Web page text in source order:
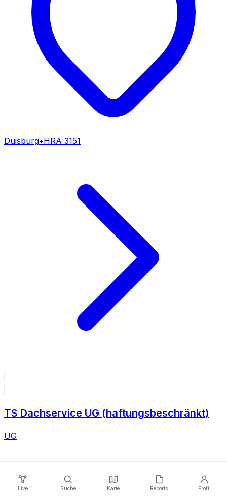
Duisburg•HRA 3151
TS Dachservice UG (haftungsbeschränkt)
UG
Live Suche Karte Reports Profil